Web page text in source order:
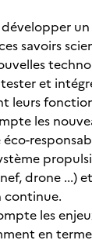
savoirs
et
leurs
les
drone ...)
les
en